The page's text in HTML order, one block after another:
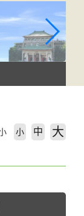
小 中 大